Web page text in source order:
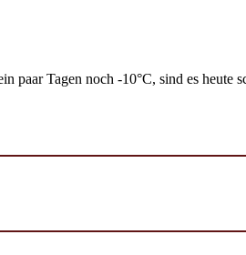
paar Tagen noch -10°C, sind es